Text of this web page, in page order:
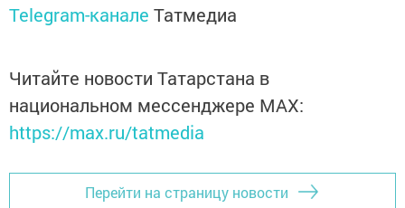
Telegram-канале Татмедиа
Читайте новости Татарстана в
национальном мессенджере MАХ:
https://max.ru/tatmedia
Перейти на страницу новости